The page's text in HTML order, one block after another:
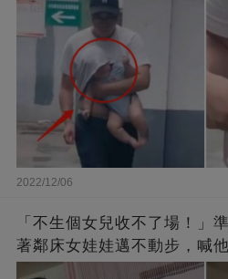
2022/12/06
「不生個女兒收不了場！」
著鄰床女娃娃邁不動步，喊
愛了！